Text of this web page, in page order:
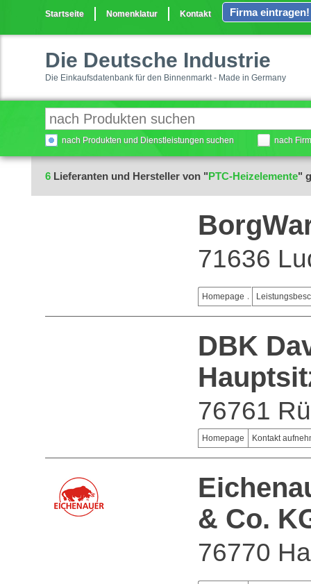
Startseite Nomenklatur Kontakt Firma eintragen!
Die Deutsche Industrie
Die Einkaufsdatenbank für den Binnenmarkt - Made in Germany
nach Produkten und Dienstleistungen suchen nach
6 Lieferanten und Hersteller von "PTC-Heizelemente"
71636
Homepage
DBK
76761
Homepage Kontakt
& Co.
76770